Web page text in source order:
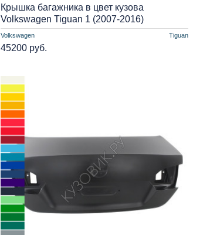
Volkswagen Tiguan
Крышка багажника в цвет кузова
Volkswagen Tiguan 1 (2007-2016)
45200 руб.